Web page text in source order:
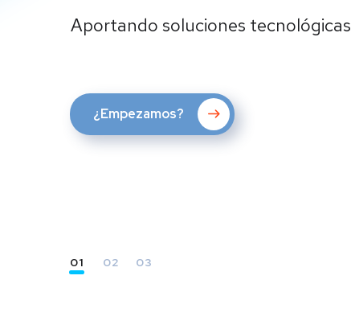
Aportando soluciones tecnológicas
¿Empezamos?